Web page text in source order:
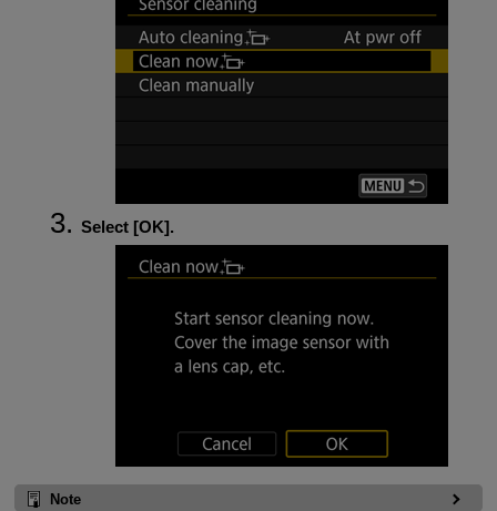
Select [OK].
Note